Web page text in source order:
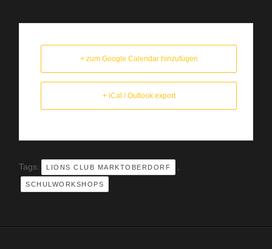
+ zum Google Calendar hinzufügen
+ iCal / Outlook export
Tags: LIONS CLUB MARKTOBERDORF
SCHULWORKSHOPS